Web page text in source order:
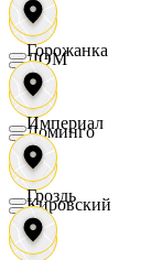
ДОМ
Доминго
Кировский
Горожанка
Империал
Гроздь